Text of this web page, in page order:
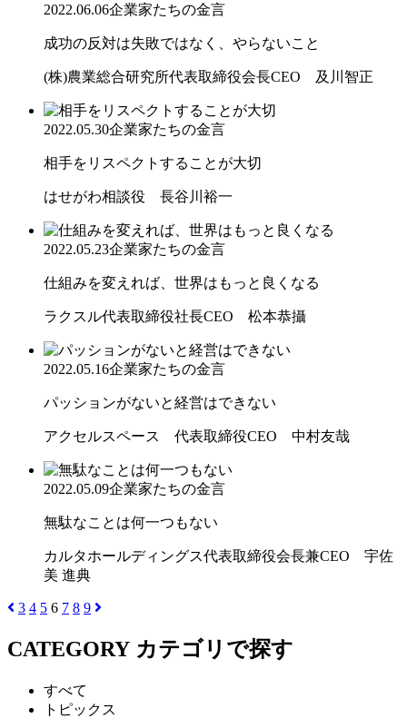
2022.06.06企業家たちの金言
成功の反対は失敗ではなく、やらないこと
(株)農業総合研究所代表取締役会長CEO 及川智正
2022.05.30企業家たちの金言
相手をリスペクトすることが大切
はせがわ相談役 長谷川裕一
2022.05.23企業家たちの金言
仕組みを変えれば、世界はもっと良くなる
ラクスル代表取締役社長CEO 松本恭攝
2022.05.16企業家たちの金言
パッションがないと経営はできない
アクセルスペース 代表取締役CEO 中村友哉
2022.05.09企業家たちの金言
無駄なことは何一つもない
カルタホールディングス代表取締役会長兼CEO 宇佐
美 進典
3 4 5 6 7 8 9
CATEGORY カテゴリで探す
すべて
トピックス